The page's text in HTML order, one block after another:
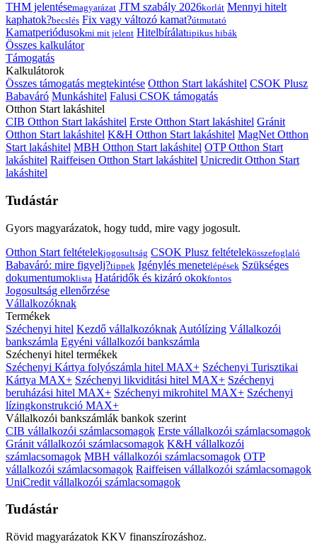
THM jelentésemagyarázat JTM szabály 2026korlát Mennyi hitelt
kaphatok?becslés Fix vagy változó kamat?útmutató
Kamatperiódusokmi mit jelent Hitelbírálattipikus hibák
Összes kalkulátor
Támogatás
Kalkulátorok
Összes támogatás megtekintése Otthon Start lakáshitel CSOK Plusz
Babaváró Munkáshitel Falusi CSOK támogatás
Otthon Start lakáshitel
CIB Otthon Start lakáshitel Erste Otthon Start lakáshitel Gránit
Otthon Start lakáshitel K&H Otthon Start lakáshitel MagNet Otthon
Start lakáshitel MBH Otthon Start lakáshitel OTP Otthon Start
lakáshitel Raiffeisen Otthon Start lakáshitel Unicredit Otthon Start
lakáshitel
Tudástár
Gyors magyarázatok, hogy tudd, mire vagy jogosult.
Otthon Start feltételekjogosultság CSOK Plusz feltételekösszefoglaló
Babaváró: mire figyelj?tippek Igénylés menetelépések Szükséges
dokumentumoklista Határidők és kizáró okokfontos
Jogosultság ellenőrzése
Vállalkozóknak
Termékek
Széchenyi hitel Kezdő vállalkozóknak Autólízing Vállalkozói
bankszámla Egyéni vállalkozói bankszámla
Széchenyi hitel termékek
Széchenyi Kártya folyószámla hitel MAX+ Széchenyi Turisztikai
Kártya MAX+ Széchenyi likviditási hitel MAX+ Széchenyi
beruházási hitel MAX+ Széchenyi mikrohitel MAX+ Széchenyi
lízingkonstrukció MAX+
Vállalkozói bankszámlák bankok szerint
CIB vállalkozói számlacsomagok Erste vállalkozói számlacsomagok
Gránit vállalkozói számlacsomagok K&H vállalkozói
számlacsomagok MBH vállalkozói számlacsomagok OTP
vállalkozói számlacsomagok Raiffeisen vállalkozói számlacsomagok
UniCredit vállalkozói számlacsomagok
Tudástár
Rövid magyarázatok KKV finanszírozáshoz.